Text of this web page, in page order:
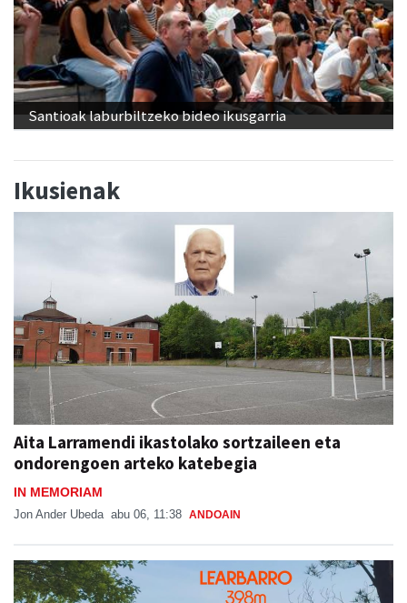
Santioak laburbiltzeko bideo ikusgarria
Ikusienak
Aita Larramendi ikastolako sortzaileen eta
ondorengoen arteko katebegia
IN MEMORIAM
Jon Ander Ubeda abu 06, 11:38 ANDOAIN